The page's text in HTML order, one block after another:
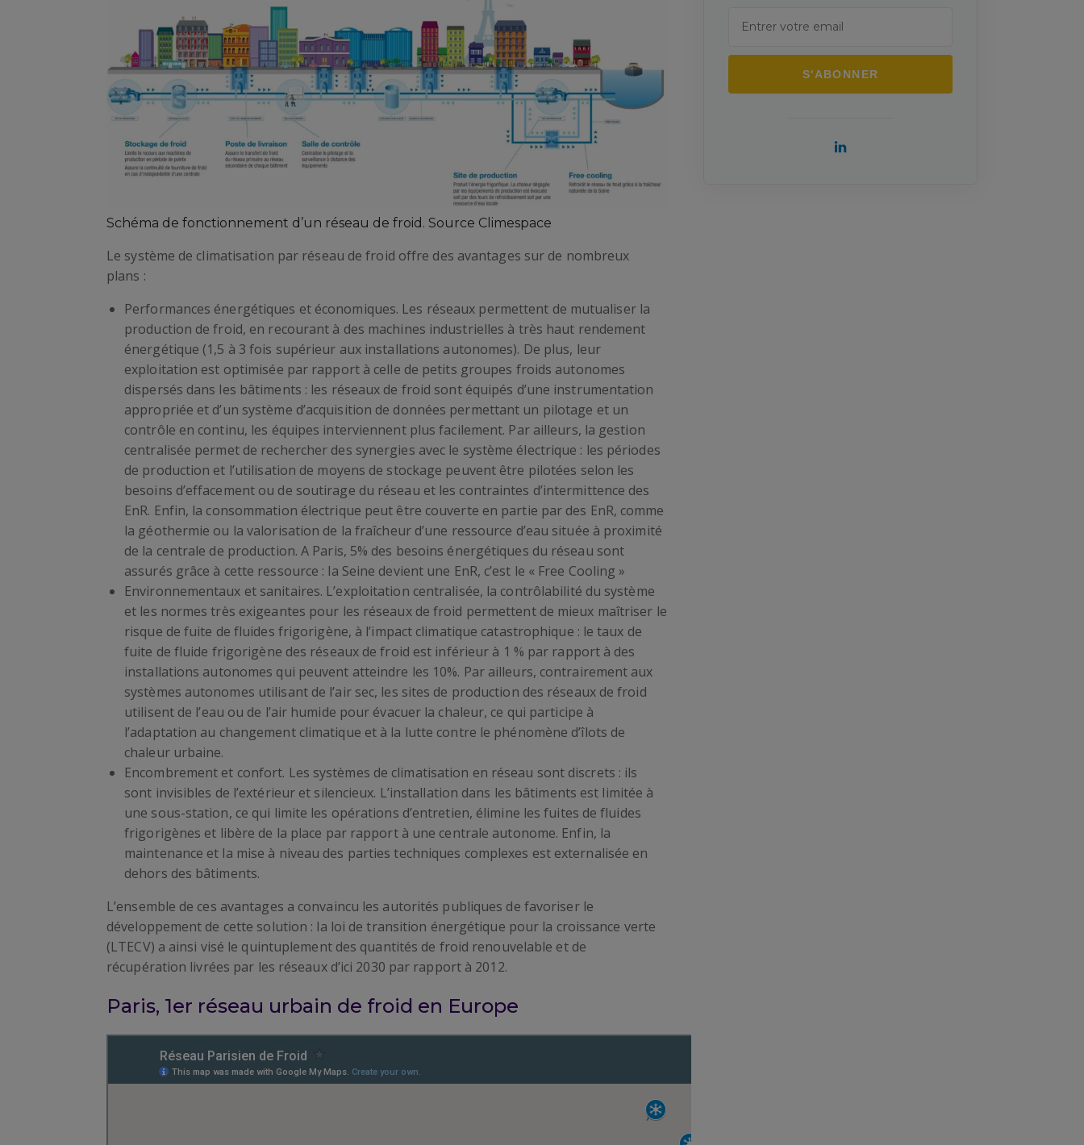
Schéma de fonctionnement d’un réseau de froid. Source Climespace
Le système de climatisation par réseau de froid offre des avantages sur de nombreux
plans :
Performances énergétiques et économiques. Les réseaux permettent de mutualiser la
production de froid, en recourant à des machines industrielles à très haut rendement
énergétique (1,5 à 3 fois supérieur aux installations autonomes). De plus, leur
exploitation est optimisée par rapport à celle de petits groupes froids autonomes
dispersés dans les bâtiments : les réseaux de froid sont équipés d’une instrumentation
appropriée et d’un système d’acquisition de données permettant un pilotage et un
contrôle en continu, les équipes interviennent plus facilement. Par ailleurs, la gestion
centralisée permet de rechercher des synergies avec le système électrique : les périodes
de production et l’utilisation de moyens de stockage peuvent être pilotées selon les
besoins d’effacement ou de soutirage du réseau et les contraintes d’intermittence des
EnR. Enfin, la consommation électrique peut être couverte en partie par des EnR, comme
la géothermie ou la valorisation de la fraîcheur d’une ressource d’eau située à proximité
de la centrale de production. A Paris, 5% des besoins énergétiques du réseau sont
assurés grâce à cette ressource : la Seine devient une EnR, c’est le « Free Cooling »
Environnementaux et sanitaires. L’exploitation centralisée, la contrôlabilité du système
et les normes très exigeantes pour les réseaux de froid permettent de mieux maîtriser le
risque de fuite de fluides frigorigène, à l’impact climatique catastrophique : le taux de
fuite de fluide frigorigène des réseaux de froid est inférieur à 1 % par rapport à des
installations autonomes qui peuvent atteindre les 10%. Par ailleurs, contrairement aux
systèmes autonomes utilisant de l’air sec, les sites de production des réseaux de froid
utilisent de l’eau ou de l’air humide pour évacuer la chaleur, ce qui participe à
l’adaptation au changement climatique et à la lutte contre le phénomène d’îlots de
chaleur urbaine.
Encombrement et confort. Les systèmes de climatisation en réseau sont discrets : ils
sont invisibles de l’extérieur et silencieux. L’installation dans les bâtiments est limitée à
une sous-station, ce qui limite les opérations d’entretien, élimine les fuites de fluides
frigorigènes et libère de la place par rapport à une centrale autonome. Enfin, la
maintenance et la mise à niveau des parties techniques complexes est externalisée en
dehors des bâtiments.
L’ensemble de ces avantages a convaincu les autorités publiques de favoriser le
développement de cette solution : la loi de transition énergétique pour la croissance verte
(LTECV) a ainsi visé le quintuplement des quantités de froid renouvelable et de
récupération livrées par les réseaux d’ici 2030 par rapport à 2012.
Paris, 1er réseau urbain de froid en Europe